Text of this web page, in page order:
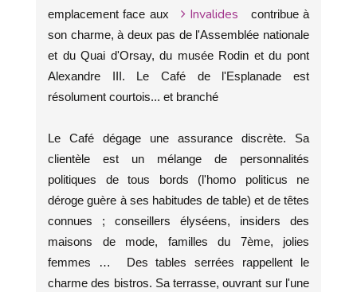
emplacement face aux
Invalides
contribue à
son charme, à deux pas de l'Assemblée nationale
et du Quai d'Orsay, du musée Rodin et du pont
Alexandre III. Le Café de l'Esplanade est
résolument courtois... et branché
Le Café dégage une assurance discrète. Sa
clientèle est un mélange de personnalités
politiques de tous bords (l'homo politicus ne
déroge guère à ses habitudes de table) et de têtes
connues ; conseillers élyséens, insiders des
maisons de mode, familles du 7ème, jolies
femmes … Des tables serrées rappellent le
charme des bistros. Sa terrasse, ouvrant sur l'une